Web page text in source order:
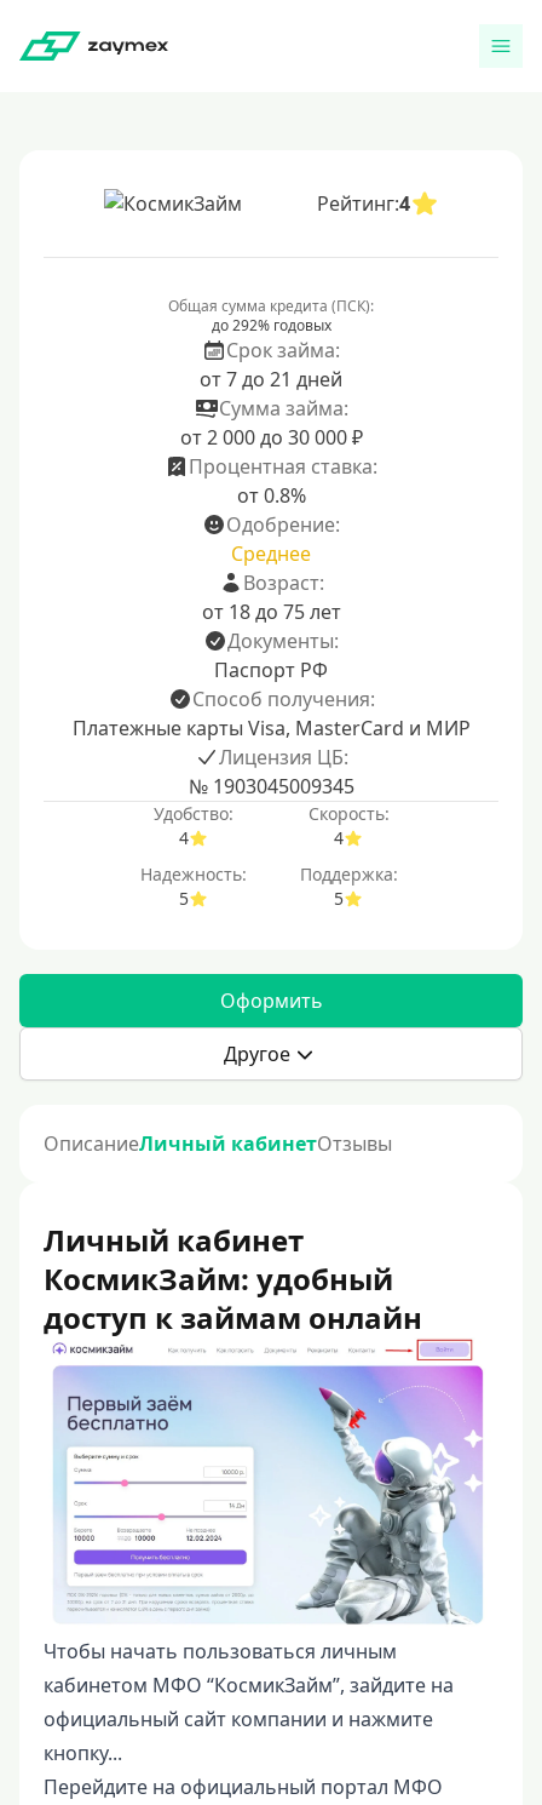
Рейтинг:4
Общая сумма кредита (ПСК):
до 292% годовых
Срок займа:
от 7 до 21 дней
Сумма займа:
от 2 000 до 30 000 ₽
Процентная ставка:
от 0.8%
Одобрение:
Среднее
Возраст:
от 18 до 75 лет
Документы:
Паспорт РФ
Способ получения:
Платежные карты Visa, MasterCard и МИР
Лицензия ЦБ:
№ 1903045009345
Удобство:
4
Скорость:
4
Надежность:
5
Поддержка:
5
Оформить
Другое
ОписаниеЛичный кабинетОтзывы
Личный кабинет
КосмикЗайм: удобный
доступ к займам онлайн
Чтобы начать пользоваться личным
кабинетом МФО “КосмикЗайм”, зайдите на
официальный сайт компании и нажмите
кнопку...
Перейдите на официальный портал МФО